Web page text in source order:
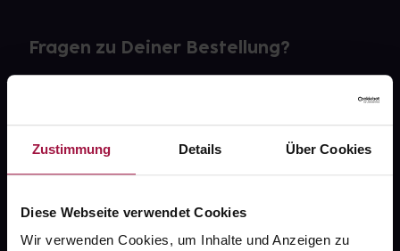
Zustimmung Details Über Cookies
Diese Webseite verwendet Cookies
Wir verwenden Cookies, um Inhalte und Anzeigen zu
Fragen zu Deiner Bestellung?